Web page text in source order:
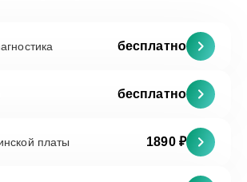
бесплатно
бесплатно
платы 1890 ₽